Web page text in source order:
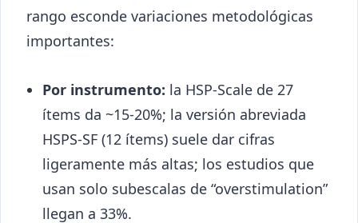
rango esconde variaciones metodológicas
importantes:
Por instrumento: la HSP-Scale de 27
ítems da ~15-20%; la versión abreviada
HSPS-SF (12 ítems) suele dar cifras
ligeramente más altas; los estudios que
usan solo subescalas de “overstimulation”
llegan a 33%.